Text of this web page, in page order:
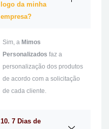
logo da minha
empresa?
Sim, a Mimos
Personalizados faz a
personalização dos produtos
de acordo com a solicitação
de cada cliente.
10. 7 Dias de